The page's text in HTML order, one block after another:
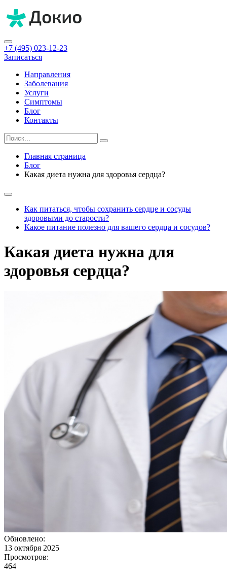
+7 (495) 023-12-23
Записаться
Направления
Заболевания
Услуги
Симптомы
Блог
Контакты
Главная страница
Блог
Какая диета нужна для здоровья сердца?
Как питаться, чтобы сохранить сердце и сосуды
здоровыми до старости?
Какое питание полезно для вашего сердца и сосудов?
Какая диета нужна для
здоровья сердца?
Обновлено:
13 октября 2025
Просмотров:
464